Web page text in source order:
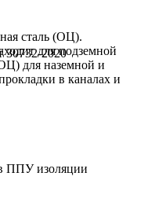
30732-2020
сталь (ОЦ).
для подземной
для наземной и
в каналах и
ППУ изоляции